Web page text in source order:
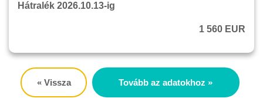
Hátralék 2026.10.13-ig
1 560 EUR
« Vissza Tovább az adatokhoz »